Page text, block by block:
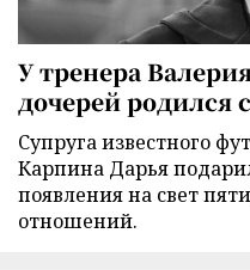
У тренера
дочерей родился
Супруга известного
Карпина Дарья
появления на свет
отношений.